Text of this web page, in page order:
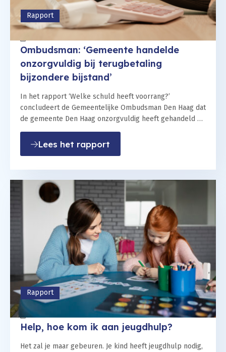
Ombudsman: ‘Gemeente handelde
onzorgvuldig bij terugbetaling
bijzondere bijstand’
In het rapport ‘Welke schuld heeft voorrang?’
concludeert de Gemeentelijke Ombudsman Den Haag dat
de gemeente Den Haag onzorgvuldig heeft gehandeld bij
de terugbetaling van…
Lees het rapport
Rapport
Help, hoe kom ik aan jeugdhulp?
14 mei 2025
Het zal je maar gebeuren. Je kind heeft jeugdhulp nodig,
Rapport